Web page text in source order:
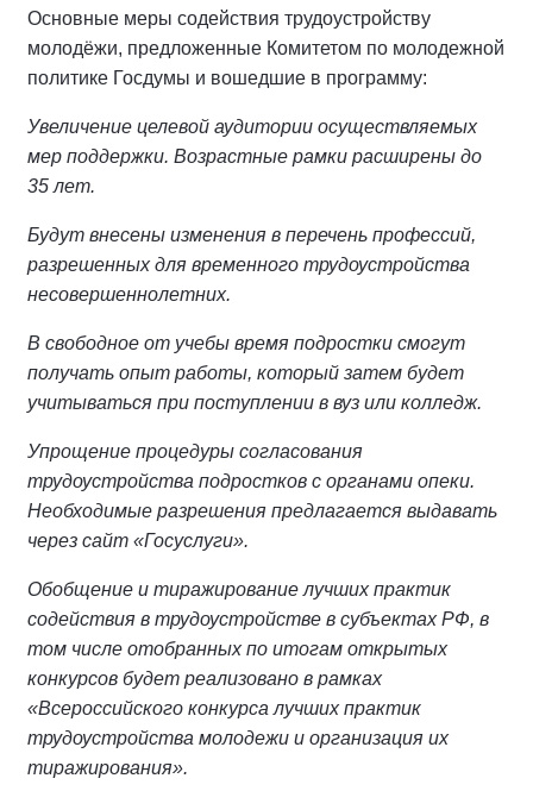
Основные меры содействия трудоустройству
молодёжи, предложенные Комитетом по молодежной
политике Госдумы и вошедшие в программу:
Увеличение целевой аудитории осуществляемых
мер поддержки. Возрастные рамки расширены до
35 лет.
Будут внесены изменения в перечень профессий,
разрешенных для временного трудоустройства
несовершеннолетних.
В свободное от учебы время подростки смогут
получать опыт работы, который затем будет
учитываться при поступлении в вуз или колледж.
Упрощение процедуры согласования
трудоустройства подростков с органами опеки.
Необходимые разрешения предлагается выдавать
через сайт «Госуслуги».
Обобщение и тиражирование лучших практик
содействия в трудоустройстве в субъектах РФ, в
том числе отобранных по итогам открытых
конкурсов будет реализовано в рамках
«Всероссийского конкурса лучших практик
трудоустройства молодежи и организация их
тиражирования».